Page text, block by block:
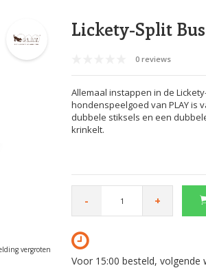
vergroten
Lickety-Split Bus
0 reviews
Allemaal instappen in de
hondenspeelgoed van PLAY is
dubbele stiksels en een
krinkelt.
- +
Voor 15:00 besteld, volgende